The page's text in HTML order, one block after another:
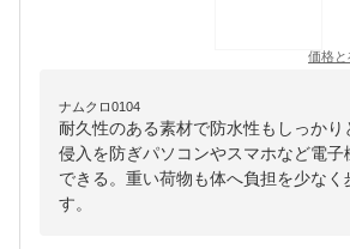
価格と
ナムクロ0104
耐久性のある素材で防水性もしっかり
侵入を防ぎパソコンやスマホなど電子
できる。重い荷物も体へ負担を少なく
す。